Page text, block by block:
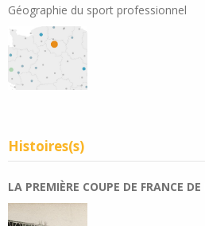
Géographie du sport professionnel
Histoires(s)
LA PREMIÈRE COUPE DE FRANCE